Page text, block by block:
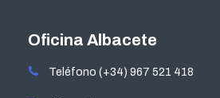
Oficina Albacete
Teléfono (+34) 967 521 418
opens
new
opens
new
opens
new
opens
new